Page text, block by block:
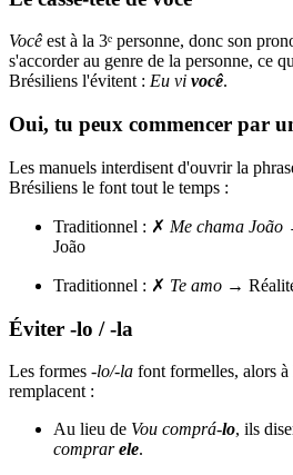
Você est à la 3ᵉ personne, donc son
s'accorder au genre de la personne, ce
Brésiliens l'évitent : Eu vi você.
Oui, tu peux commencer par
Les manuels interdisent d'ouvrir la
Brésiliens le font tout le temps :
Traditionnel : ✗ Me chama João
João
Traditionnel : ✗ Te amo →
Éviter -lo / -la
Les formes -lo/-la font formelles, alors
remplacent :
Au lieu de Vou comprá-lo, ils
comprarele.